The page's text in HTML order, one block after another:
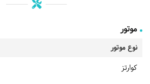
موتور
نوع موتور
کوارتز